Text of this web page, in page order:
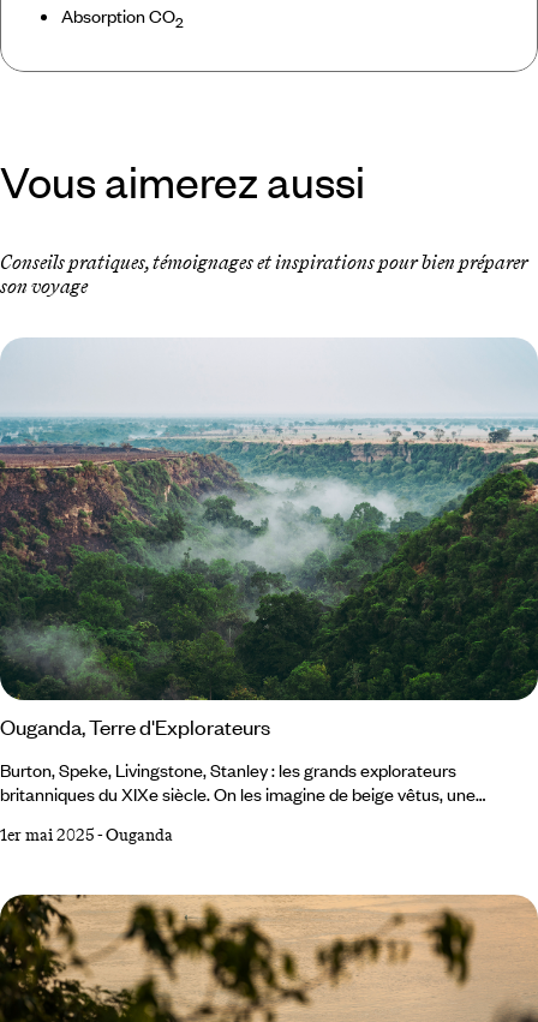
Absorption CO2
Vous aimerez aussi
Conseils pratiques, témoignages et inspirations pour bien préparer
son voyage
Ouganda, Terre d'Explorateurs
Burton, Speke, Livingstone, Stanley : les grands explorateurs
britanniques du XIXe siècle. On les imagine de beige vêtus, une
farouches au péril de leur vie. Des pérégrinations qui les amenèrent
rêve. Explorateurs d'hier... Europe, 1850. Un mystère immémorial est
sur le point d’être levé :
1er mai 2025-Ouganda